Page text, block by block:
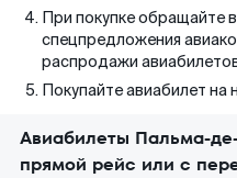
При покупке обращайте
спецпредложения
распродажи
Покупайте авиабилет на
Авиабилеты Пальма-
прямой рейс или с